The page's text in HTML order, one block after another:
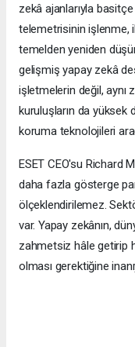
zekâ ajanlarıyla
telemetrisinin işlenme,
temelden yeniden
gelişmiş yapay zekâ
işletmelerin değil, aynı
kuruluşların da
koruma teknolojileri
ESET CEO'su Richard
daha fazla gösterge
ölçeklendirilemez.
var. Yapay zekânın,
zahmetsiz hâle getirip
olması gerektiğine